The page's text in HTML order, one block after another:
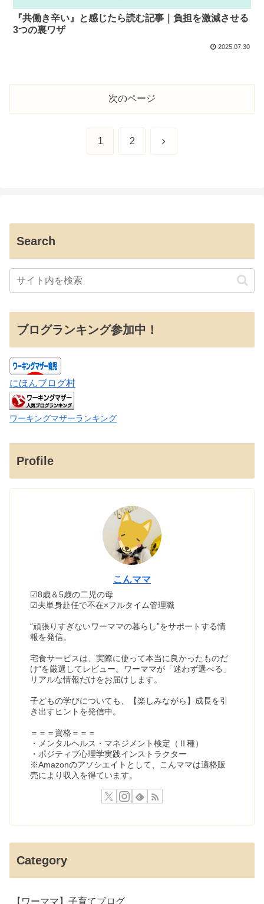
『共働き辛い』と感じたら読む記事｜負担を激減させる
3つの裏ワザ
2025.07.30
次のページ
1 2 次
Search
ブログランキング参加中！
にほんブログ村
ワーキングマザーランキング
Profile
こんママ
☑8歳＆5歳の二児の母
☑夫単身赴任で不在×フルタイム管理職
“頑張りすぎないワーママの暮らし”をサポートする情
報を発信。
宅食サービスは、実際に使って本当に良かったものだ
け”を厳選してレビュー。ワーママが「迷わず選べる」
リアルな情報だけをお届けします。
子どもの学びについても、【楽しみながら】成長を引
き出すヒントを発信中。
＝＝＝資格＝＝＝
・メンタルヘルス・マネジメント検定（Ⅱ種）
・ポジティブ心理学実践インストラクター
※Amazonのアソシエイトとして、こんママは適格販
売により収入を得ています。
Category
【ワーママ】子育てブログ